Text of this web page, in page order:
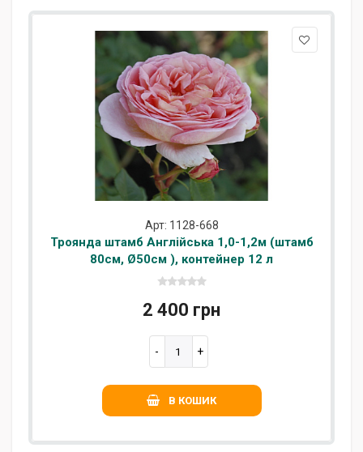
Арт: 1128-668
Троянда штамб Англійська 1,0-1,2м (штамб
80см, Ø50см ), контейнер 12 л
2 400 грн
В КОШИК